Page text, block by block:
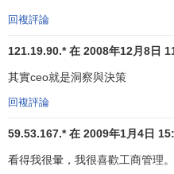
望在企業中形成了一種強大的
CEO要乾的事。從這個角度
相比，在許可權上並沒有什麼
回複評論
121.19.90.* 在 2008年12月8日
其實ceo就是洞察與決策
回複評論
59.53.167.* 在 2009年1月4日
看得我很暈，我很喜歡工商管理